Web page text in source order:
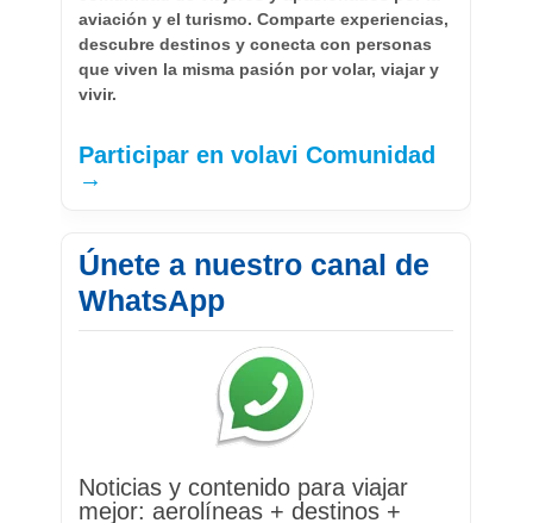
aviación y el turismo. Comparte experiencias,
descubre destinos y conecta con personas
que viven la misma pasión por volar, viajar y
vivir.
Participar en volavi Comunidad
→
Únete a nuestro canal de
WhatsApp
Noticias y contenido para viajar
mejor: aerolíneas + destinos +